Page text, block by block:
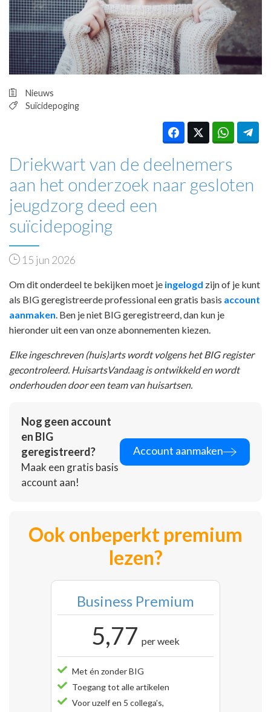
PRAKTIJKZAKEN
TARIEVEN
VPHUISARTSEN
MEDISCHE VAKHANDEL
REGISTRATIE
Nieuws
Suïcidepoging
Driekwart van de deelnemers
aan het onderzoek naar gesloten
jeugdzorg deed een
suïcidepoging
15 jun 2026
Om dit onderdeel te bekijken moet je ingelogd zijn of je kunt
als BIG geregistreerde professional een gratis basis account
aanmaken . Ben je niet BIG geregistreerd, dan kun je
hieronder uit een van onze abonnementen kiezen.
Elke ingeschreven (huis)arts wordt volgens het BIG register
gecontroleerd. HuisartsVandaag is ontwikkeld en wordt
onderhouden door een team van huisartsen.
Nog geen account
en BIG
geregistreerd?
Maak een gratis basis
account aan!
Account aanmaken
Ook onbeperkt premium
lezen?
Business Premium
5,77 per week
Met én zonder BIG
Toegang tot alle artikelen
Voor uzelf en 5 collega’s,